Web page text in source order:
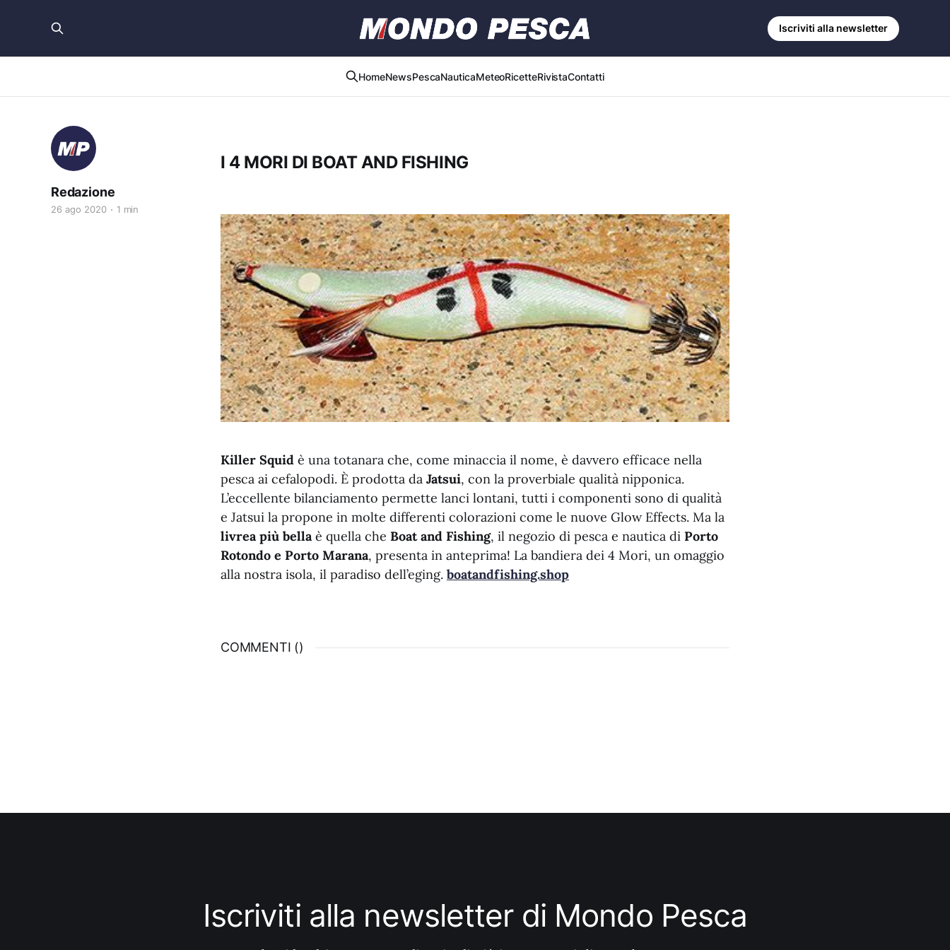
HomeNewsPescaNauticaMeteoRicetteRivistaContatti
Iscriviti alla newsletter
I 4 MORI DI BOAT AND FISHING
Redazione
26 ago 2020 1 min
Killer Squid è una totanara che, come minaccia il nome, è davvero efficace nella
pesca ai cefalopodi. È prodotta da Jatsui, con la proverbiale qualità nipponica.
L’eccellente bilanciamento permette lanci lontani, tutti i componenti sono di qualità
e Jatsui la propone in molte differenti colorazioni come le nuove Glow Effects. Ma la
livrea più bellaè quella che Boat and Fishing, il negozio di pesca e nautica di Porto
Rotondo e Porto Marana, presenta in anteprima! La bandiera dei 4 Mori, un omaggio
alla nostra isola, il paradiso dell’eging. boatandfishing.shop
COMMENTI ()
Iscriviti alla newsletter di Mondo Pesca